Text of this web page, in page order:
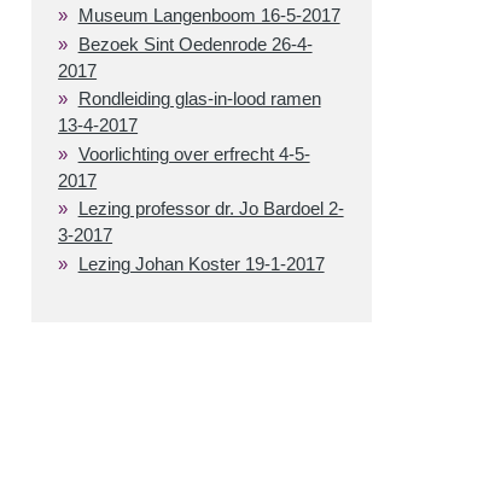
Museum Langenboom 16-5-2017
Bezoek Sint Oedenrode 26-4-
2017
Rondleiding glas-in-lood ramen
13-4-2017
Voorlichting over erfrecht 4-5-
2017
Lezing professor dr. Jo Bardoel 2-
3-2017
Lezing Johan Koster 19-1-2017